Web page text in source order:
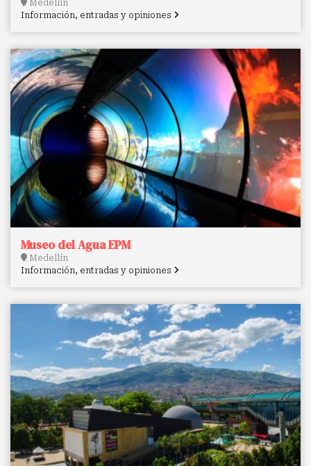
Medellín
Información, entradas y opiniones
Museo del Agua EPM
Medellín
Información, entradas y opiniones